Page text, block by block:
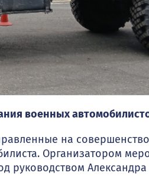
военных
на
Организатором
Александра